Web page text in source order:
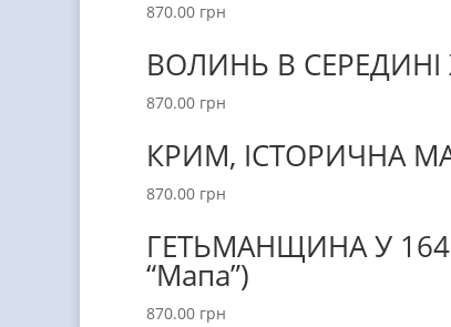
870.00 грн
ВОЛИНЬ В СЕРЕДИНІ
870.00 грн
КРИМ, ІСТОРИЧНА
870.00 грн
ГЕТЬМАНЩИНА У
“Мапа”)
870.00 грн